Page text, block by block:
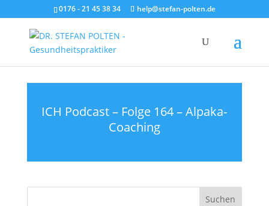
0176 - 21 45 38 34 help@stefan-polten.de
ICH Podcast – Folge 164 – Alpaka-
Coaching